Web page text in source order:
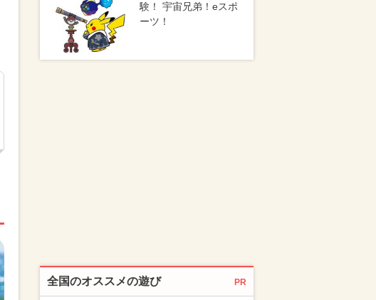
験！ 宇宙兄弟！eスポ
ーツ！
全国のオススメの遊び PR